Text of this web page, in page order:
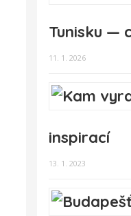
Tunisku —
11. 1. 2026
inspirací
13. 1. 2023